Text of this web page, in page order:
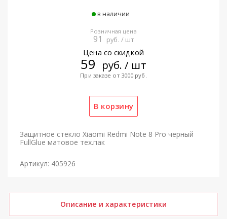
в наличии
Розничная цена
91 руб. / шт
Цена со скидкой
59 руб. / шт
При заказе от 3000 руб.
Защитное стекло Xiaomi Redmi Note 8 Pro черный
FullGlue матовое тех.пак
Артикул: 405926
Описание и характеристики